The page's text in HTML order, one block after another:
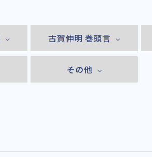
古賀伸明 巻頭言
その他